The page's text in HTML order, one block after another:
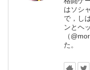
はソシ
で，し
ンとヘ
（
た。